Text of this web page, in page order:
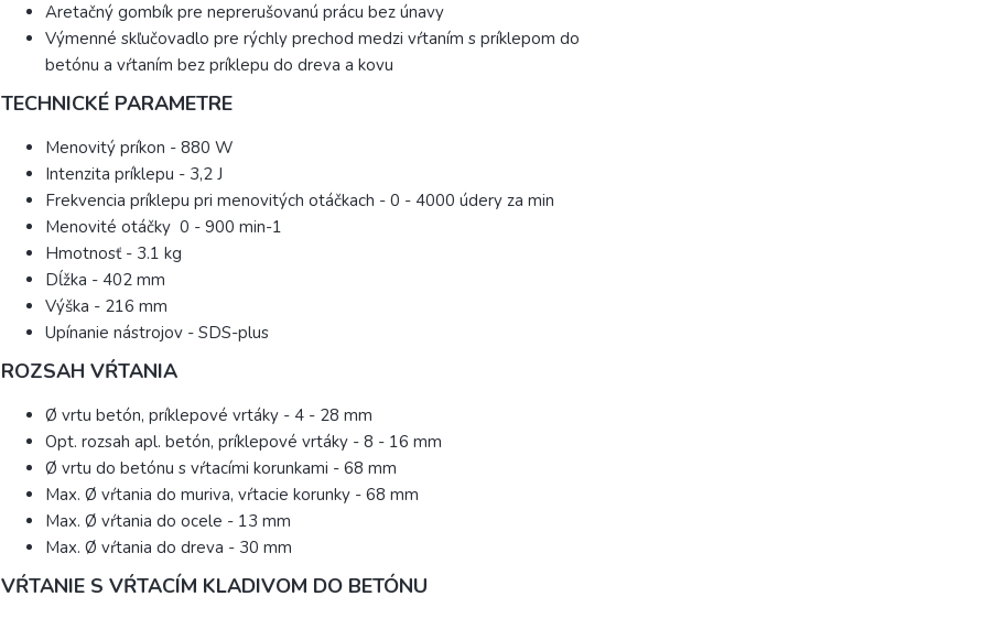
Aretačný gombík pre neprerušovanú prácu bez únavy
Výmenné skľučovadlo pre rýchly prechod medzi vŕtaním s príklepom do
betónu a vŕtaním bez príklepu do dreva a kovu
TECHNICKÉ PARAMETRE
Menovitý príkon - 880 W
Intenzita príklepu - 3,2 J
Frekvencia príklepu pri menovitých otáčkach - 0 - 4000 údery za min
Menovité otáčky 0 - 900 min-1
Hmotnosť - 3.1 kg
Dĺžka - 402 mm
Výška - 216 mm
Upínanie nástrojov - SDS-plus
ROZSAH VŔTANIA
Ø vrtu betón, príklepové vrtáky - 4 - 28 mm
Opt. rozsah apl. betón, príklepové vrtáky - 8 - 16 mm
Ø vrtu do betónu s vŕtacími korunkami - 68 mm
Max. Ø vŕtania do muriva, vŕtacie korunky - 68 mm
Max. Ø vŕtania do ocele - 13 mm
Max. Ø vŕtania do dreva - 30 mm
VŔTANIE S VŔTACÍM KLADIVOM DO BETÓNU